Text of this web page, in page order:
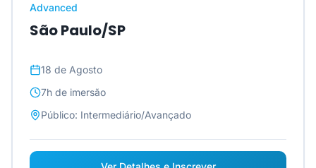
Advanced
São Paulo/SP
18 de Agosto
7h de imersão
Público: Intermediário/Avançado